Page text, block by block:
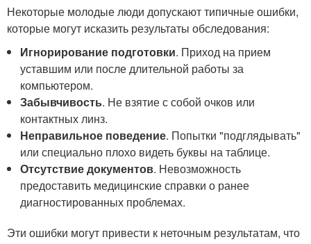
Некоторые молодые люди допускают типичные ошибки,
которые могут исказить результаты обследования:
Игнорирование подготовки. Приход на прием
уставшим или после длительной работы за
компьютером.
Забывчивость. Не взятие с собой очков или
контактных линз.
Неправильное поведение. Попытки "подглядывать"
или специально плохо видеть буквы на таблице.
Отсутствие документов. Невозможность
предоставить медицинские справки о ранее
диагностированных проблемах.
Эти ошибки могут привести к неточным результатам, что